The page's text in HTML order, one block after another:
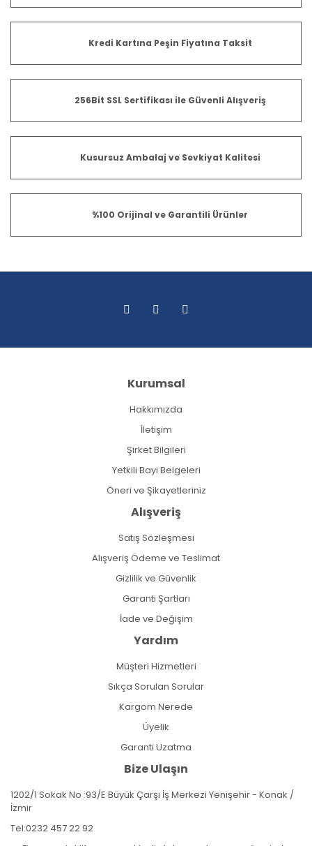
Kredi Kartına Peşin Fiyatına Taksit
256Bit SSL Sertifikası ile Güvenli Alışveriş
Kusursuz Ambalaj ve Sevkiyat Kalitesi
%100 Orijinal ve Garantili Ürünler
Kurumsal
Hakkımızda
İletişim
Şirket Bilgileri
Yetkili Bayi Belgeleri
Öneri ve Şikayetleriniz
Alışveriş
Satış Sözleşmesi
Alışveriş Ödeme ve Teslimat
Gizlilik ve Güvenlik
Garanti Şartları
İade ve Değişim
Yardım
Müşteri Hizmetleri
Sıkça Sorulan Sorular
Kargom Nerede
Üyelik
Garanti Uzatma
Bize Ulaşın
1202/1 Sokak No :93/E Büyük Çarşı İş Merkezi Yenişehir - Konak /
İzmir
Tel:0232 457 22 92